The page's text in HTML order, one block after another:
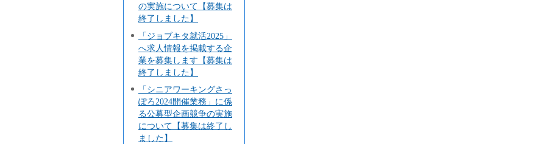
の実施について【募集は
終了しました】
「ジョブキタ就活2025」
へ求人情報を掲載する企
業を募集します【募集は
終了しました】
「シニアワーキングさっ
ぽろ2024開催業務」に係
る公募型企画競争の実施
について【募集は終了し
ました】